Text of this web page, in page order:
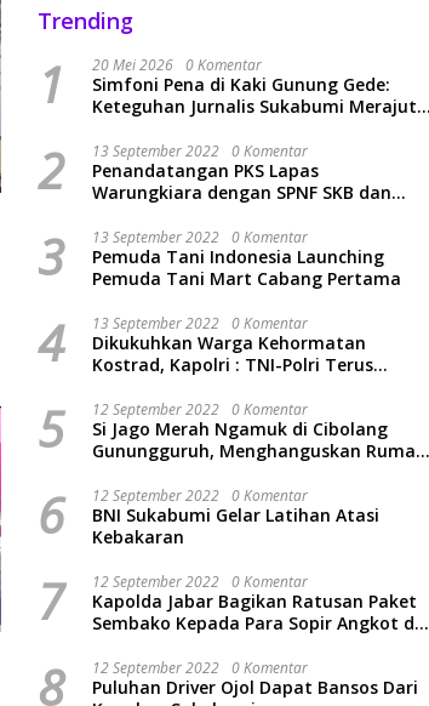
Trending
1 20 Mei 2026 0 Komentar
Simfoni Pena di Kaki Gunung Gede:
Keteguhan Jurnalis Sukabumi Merajut
2 13 September 2022 0 Komentar
Penandatangan PKS Lapas
Warungkiara dengan SPNF SKB dan
3 13 September 2022 0 Komentar
Pemuda Tani Indonesia Launching
Pemuda Tani Mart Cabang Pertama
4 13 September 2022 0 Komentar
Dikukuhkan Warga Kehormatan
Kostrad, Kapolri : TNI-Polri Terus
Rakyat Indonesia
5 12 September 2022 0 Komentar
Si Jago Merah Ngamuk di Cibolang
Gunungguruh, Menghanguskan Rumah
6 12 September 2022 0 Komentar
BNI Sukabumi Gelar Latihan Atasi
Kebakaran
7 12 September 2022 0 Komentar
Kapolda Jabar Bagikan Ratusan Paket
Sembako Kepada Para Sopir Angkot di
8 12 September 2022 0 Komentar
Puluhan Driver Ojol Dapat Bansos Dari